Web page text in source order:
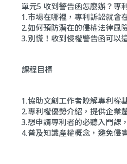
單元5 收到警告函怎麼辦？專
1.市場在哪裡，專利訴訟就會
2.如何預防潛在的侵權法律風
3.別慌！收到侵權警告函可以
課程目標
1.協助文創工作者瞭解專利權
2.專利權優勢介紹，提供企業
3.想申請專利者的必聽入門課
4.普及知識產權概念，避免侵